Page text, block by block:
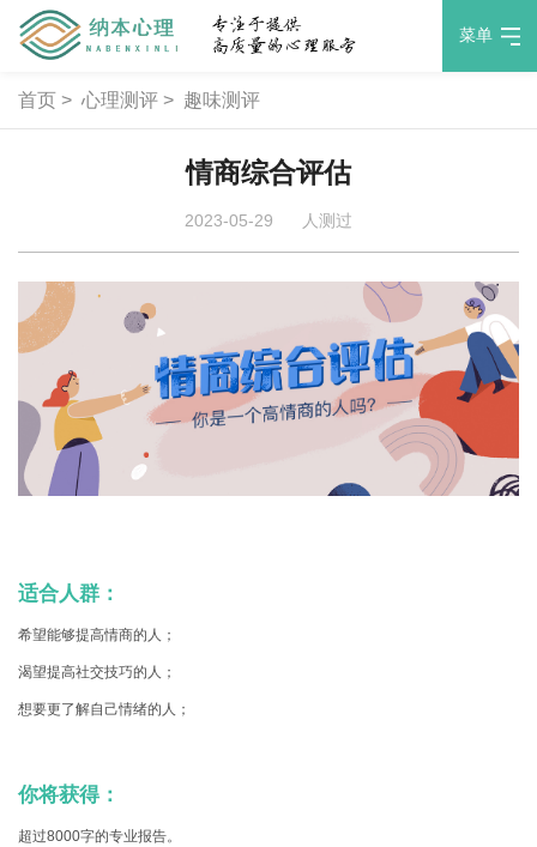
菜单
首页> 心理测评> 趣味测评
情商综合评估
2023-05-29 人测过
适合人群：
希望能够提高情商的人；
渴望提高社交技巧的人；
想要更了解自己情绪的人；
你将获得：
超过8000字的专业报告。